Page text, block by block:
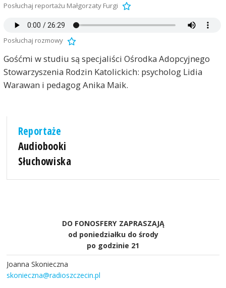
Posłuchaj reportażu Małgorzaty Furgi
Posłuchaj rozmowy
Gośćmi w studiu są specjaliści Ośrodka Adopcyjnego
Stowarzyszenia Rodzin Katolickich: psycholog Lidia
Warawan i pedagog Anika Maik.
Reportaże
Audiobooki
Słuchowiska
DO FONOSFERY ZAPRASZAJĄ
od poniedziałku do środy
po godzinie 21
Joanna Skonieczna
skonieczna@radioszczecin.pl